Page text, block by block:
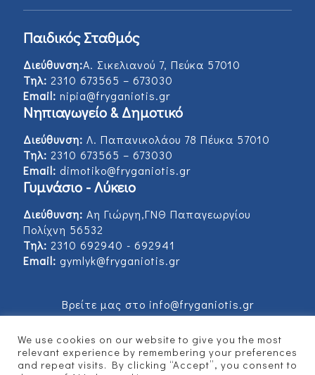
Παιδικός Σταθμός
Διεύθυνση:Α. Σικελιανού 7, Πεύκα 57010
Τηλ: 2310 673565 – 673030
Email: nipia@fryganiotis.gr
Νηπιαγωγείο & Δημοτικό
Διεύθυνση: Λ. Παπανικολάου 78 Πέυκα 57010
Τηλ: 2310 673565 – 673030
Email: dimotiko@fryganiotis.gr
Γυμνάσιο - Λύκειο
Διεύθυνση: Αη Γιώργη,ΓΝΘ Παπαγεωργίου
Πολίχνη 56532
Τηλ: 2310 692940 - 692941
Email: gymlyk@fryganiotis.gr
Βρείτε μας στο info@fryganiotis.gr
We use cookies on our website to give you the most
relevant experience by remembering your preferences
and repeat visits. By clicking “Accept”, you consent to